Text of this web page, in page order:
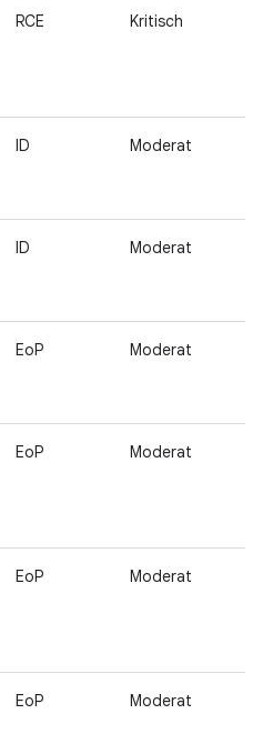
RCE Kritisch
ID Moderat
ID Moderat
EoP Moderat
EoP Moderat
EoP Moderat
EoP Moderat